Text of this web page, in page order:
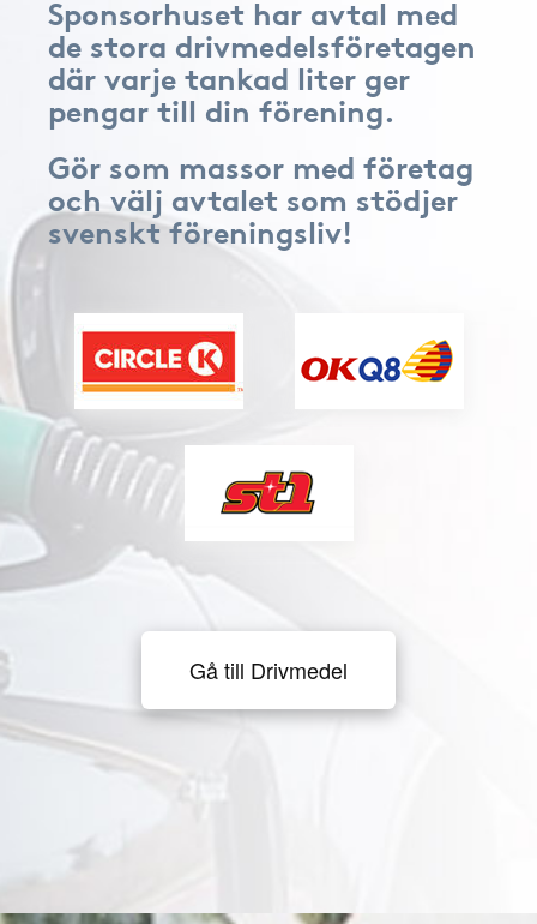
Sponsorhuset har avtal med
de stora drivmedelsföretagen
där varje tankad liter ger
pengar till din förening.
Gör som massor med företag
och välj avtalet som stödjer
svenskt föreningsliv!
Gå till Drivmedel